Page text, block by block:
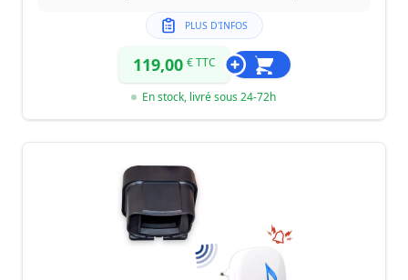
PLUS D'INFOS
119,00 € TTC
En stock, livré sous 24-72h